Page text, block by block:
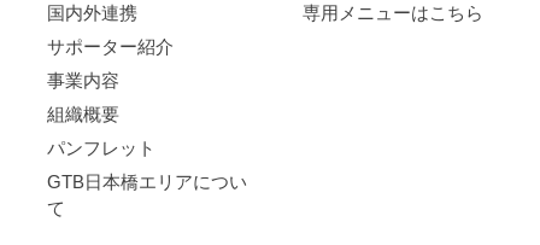
国内外連携
サポーター紹介
事業内容
組織概要
パンフレット
GTB日本橋エリアについ
て
専用メニューはこちら